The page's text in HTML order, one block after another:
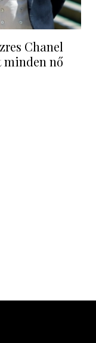
Chanel
nő